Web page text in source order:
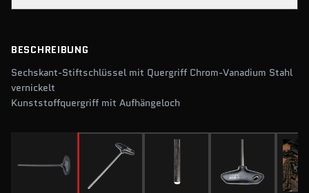
BESCHREIBUNG
Sechskant-Stiftschlüssel mit Quergriff Chrom-Vanadium Stahl
vernickelt
Kunststoffquergriff mit Aufhängeloch